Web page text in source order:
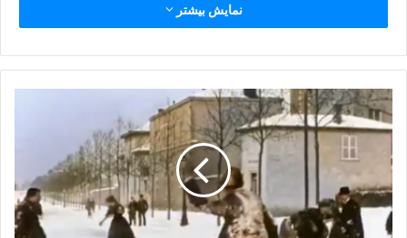
نمایش بیشتر